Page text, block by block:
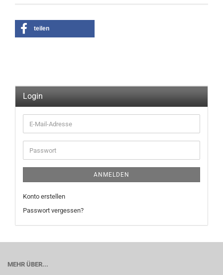
teilen
Login
E-
Mail-
Adresse
Passwort
ANMELDEN
Konto erstellen
Passwort vergessen?
MEHR ÜBER...